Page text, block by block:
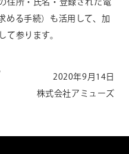
住所・氏名・登録された電
める手続）も活用して、加
て参ります。
2020年9月14日
株式会社アミューズ